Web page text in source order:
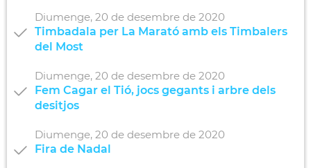
Diumenge, 20 de desembre de 2020
Timbadala per La Marató amb els Timbalers
del Most
Diumenge, 20 de desembre de 2020
Fem Cagar el Tió, jocs gegants i arbre dels
desitjos
Diumenge, 20 de desembre de 2020
Fira de Nadal